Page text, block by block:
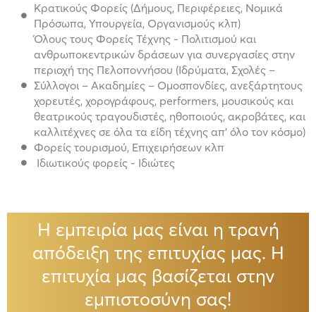
Κρατικούς Φορείς (Δήμους, Περιφέρειες, Νομικά
Πρόσωπα, Υπουργεία, Οργανισμούς κλπ)
Όλους τους Φορείς Τέχνης - Πολιτισμού και
ανθρωποκεντρικών δράσεων για συνεργασίες στην
περιοχή της Πελοποννήσου (Ιδρύματα, Σχολές –
Σύλλογοι – Ακαδημίες – Ομοσπονδίες, ανεξάρτητους
χορευτές, χορογράφους, performers, μουσικούς και
θεατρικούς τραγουδιστές, ηθοποιούς, ακροβάτες, και
καλλιτέχνες σε όλα τα είδη τέχνης απ’ όλο τον κόσμο)
Φορείς τουρισμού, Επιχειρήσεων κλπ
Ιδιωτικούς φορείς - Ιδιώτες
Η εμπειρία μας είναι η τρανή
απόδειξη της επιτυχίας μας. Η
επιτυχία μας βασίζεται στην
εμπιστοσύνη σας!